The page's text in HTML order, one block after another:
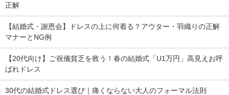
正解
【結婚式・謝恩会】ドレスの上に何着る？アウター・羽織りの正解
マナーとNG例
【20代向け】ご祝儀貧乏を救う！春の結婚式「U1万円」高見えお呼
ばれドレス
30代の結婚式ドレス選び｜痛くならない大人のフォーマル法則